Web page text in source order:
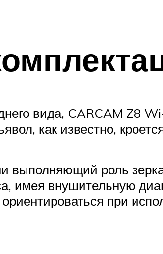
вида, CARCAM Z8
как известно,
роль
имея внушительную
при